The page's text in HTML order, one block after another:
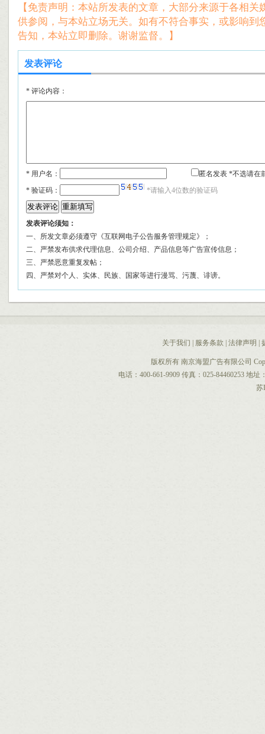
【免责声明：本站所发表的文章，大部分来源于各相关
供参阅，与本站立场无关。如有不符合事实，或影响到
告知，本站立即删除。谢谢监督。】
发表评论
* 评论内容：
* 用户名：
匿名发表 *不选请在
* 验证码： *请输入4位数的验证码
发表评论须知：
一、所发文章必须遵守《互联网电子公告服务管理规定》；
二、严禁发布供求代理信息、公司介绍、产品信息等广告宣传信息；
三、严禁恶意重复发帖；
四、严禁对个人、实体、民族、国家等进行漫骂、污蔑、诽谤。
关于我们 服务条款 法律声明
版权所有 南京海盟广告有限公司
电话：400-661-9909 传真：025-84460253 地
苏